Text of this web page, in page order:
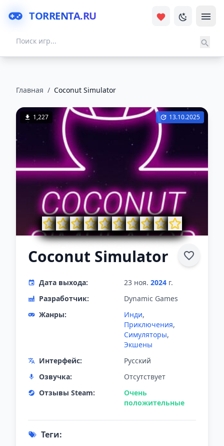
TORRENTA.RU
Главная / Coconut Simulator
1,227 13.10.2025
Coconut Simulator
Дата выхода: 23 ноя. 2024 г.
Разработчик:
Dynamic Games
Жанры:
Инди,
Приключения,
Симуляторы,
Экшены
Интерфейс:
Русский
Озвучка:
Отсутствует
Отзывы Steam:
Очень
положительные
Теги: